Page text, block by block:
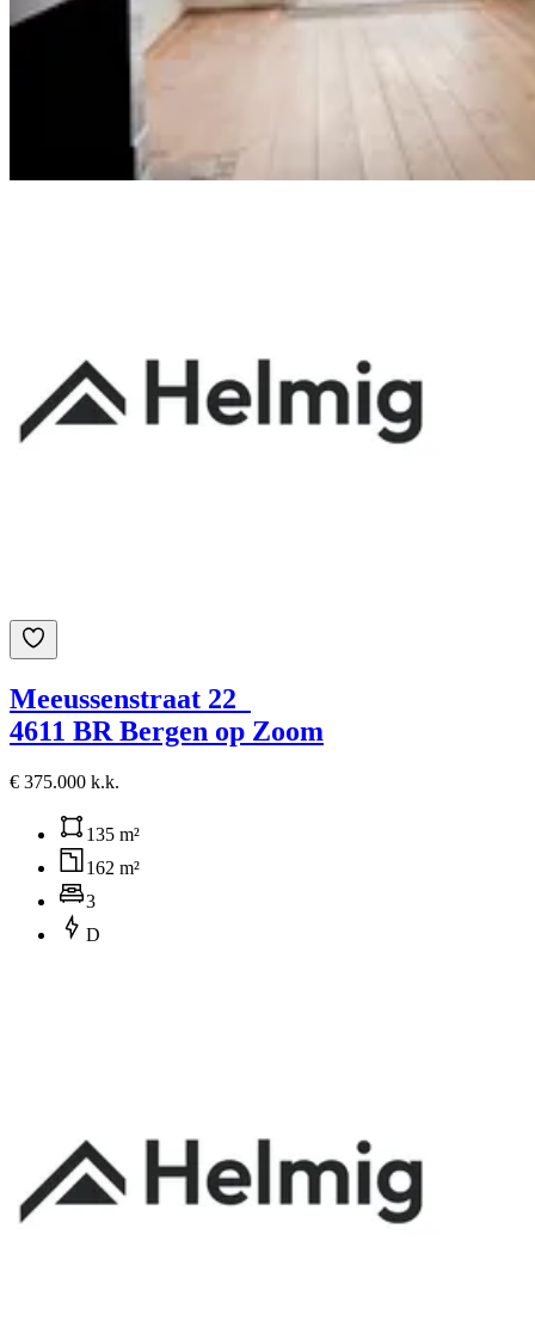
Meeussenstraat 22
4611 BR Bergen op Zoom
€ 375.000 k.k.
135 m²
162 m²
3
D